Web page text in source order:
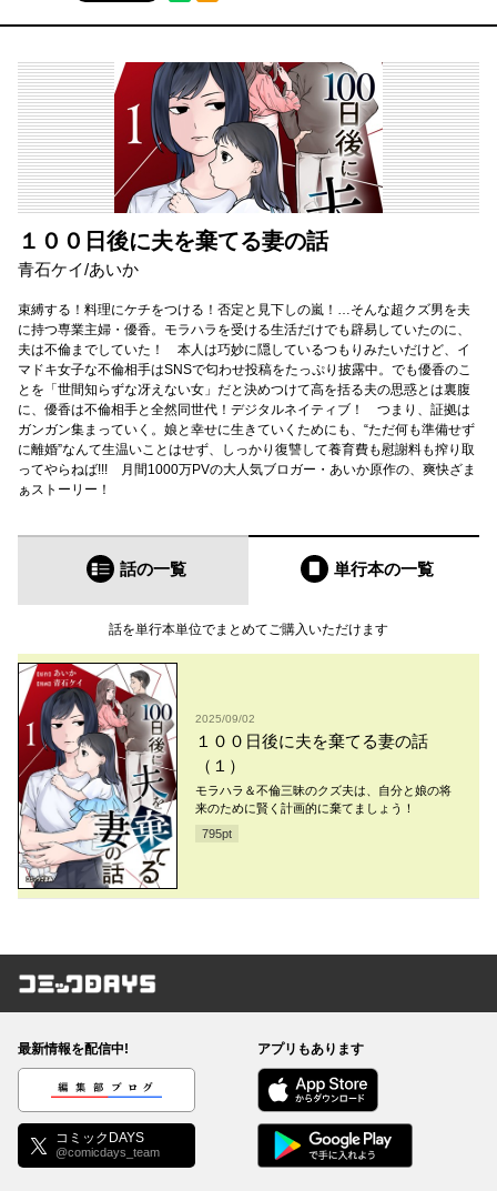
１００日後に夫を棄てる妻の話
青石ケイ/あいか
束縛する！料理にケチをつける！否定と見下しの嵐！…そんな超クズ男を夫
に持つ専業主婦・優香。モラハラを受ける生活だけでも辟易していたのに、
夫は不倫までしていた！ 本人は巧妙に隠しているつもりみたいだけど、イ
マドキ女子な不倫相手はSNSで匂わせ投稿をたっぷり披露中。でも優香のこ
とを「世間知らずな冴えない女」だと決めつけて高を括る夫の思惑とは裏腹
に、優香は不倫相手と全然同世代！デジタルネイティブ！ つまり、証拠は
ガンガン集まっていく。娘と幸せに生きていくためにも、“ただ何も準備せず
に離婚”なんて生温いことはせず、しっかり復讐して養育費も慰謝料も搾り取
ってやらねば!!! 月間1000万PVの大人気ブロガー・あいか原作の、爽快ざま
ぁストーリー！
話の一覧 単行本の一覧
話を単行本単位でまとめてご購入いただけます
2025/09/02
１００日後に夫を棄てる妻の話
（１）
モラハラ＆不倫三昧のクズ夫は、自分と娘の将
来のために賢く計画的に棄てましょう！
795pt
コミックDAYS
最新情報を配信中!
編集部ブログ
コミックDAYS
@comicdays_team
アプリもあります